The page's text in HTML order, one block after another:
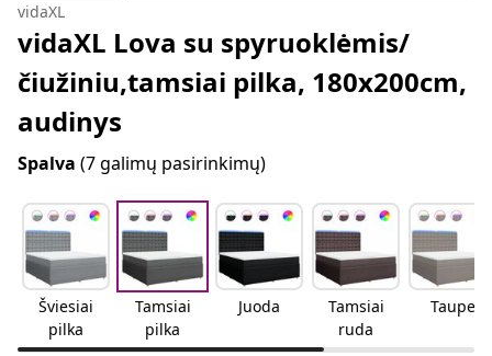
vidaXL
vidaXL Lova su spyruoklėmis/
čiužiniu,tamsiai pilka, 180x200cm,
audinys
Spalva (7 galimų pasirinkimų)
Šviesiai
pilka
Tamsiai
pilka
Juoda
Tamsiai
ruda
Taupe